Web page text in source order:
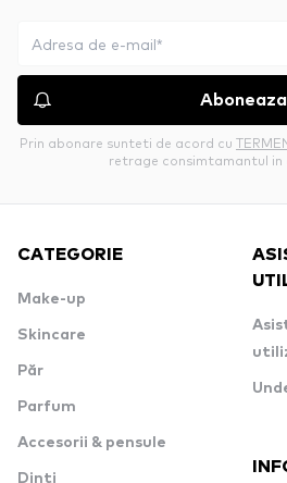
Prin abonare sunteti de acord cu
retrage consimtamantul in
CATEGORIE
Make-up
Skincare
Păr
Parfum
Accesorii & pensule
Dinți